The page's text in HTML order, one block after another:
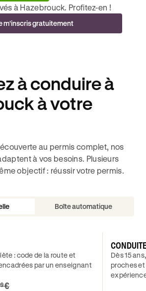
à Hazebrouck. Profitez-en !
m'inscris gratuitement
à conduire à
à votre
au permis complet, nos
à vos besoins. Plusieurs
objectif : réussir votre permis.
Boîte automatique
: code de la route et
par un enseignant
€
Dès 15
proches